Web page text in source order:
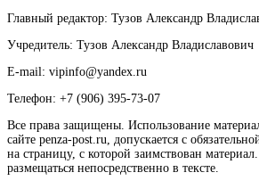
Главный редактор: Тузов Александр
Учредитель: Тузов Александр Владиславович
E-mail: vipinfo@yandex.ru
Телефон: +7 (906) 395-73-07
Все права защищены. Использование
сайте penza-post.ru, допускается с
на страницу, с которой заимствован
размещаться непосредственно в тексте.